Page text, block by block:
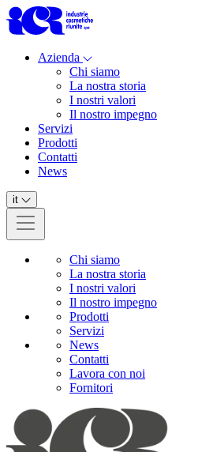
Azienda
Chi siamo
La nostra storia
I nostri valori
Il nostro impegno
Servizi
Prodotti
Contatti
News
it
Chi siamo
La nostra storia
I nostri valori
Il nostro impegno
Prodotti
Servizi
News
Contatti
Lavora con noi
Fornitori